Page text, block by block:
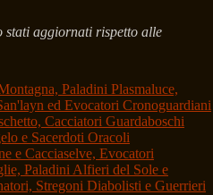
aggiornati rispetto alle
Paladini Plasmaluce,
ed Evocatori Cronoguardiani
Cacciatori Guardaboschi
e Sacerdoti Oracoli
e Cacciaselve, Evocatori
Paladini Alfieri del Sole e
Stregoni Diabolisti e Guerrieri